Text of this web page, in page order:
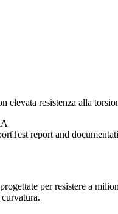
elevata resistenza alla
Test report and
per resistere a